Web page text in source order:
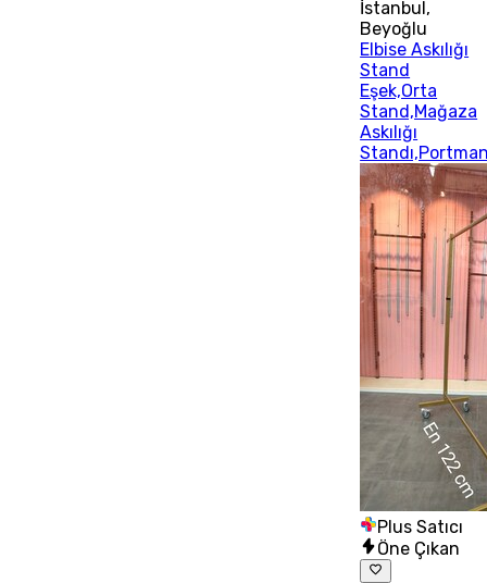
İstanbul,
Beyoğlu
Elbise Askılığı
Stand
Eşek,Orta
Stand,Mağaza
Askılığı
Plus Satıcı
Öne Çıkan